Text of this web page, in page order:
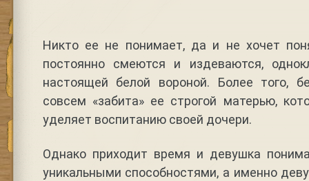
Никто ее не понимает, да и не хочет
постоянно смеются и издеваются,
настоящей белой вороной. Более того,
совсем «забита» ее строгой матерью,
уделяет воспитанию своей дочери.
Однако приходит время и девушка
уникальными способностями, а именно